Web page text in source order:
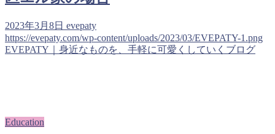
2023年3月8日 evepaty
https://evepaty.com/wp-content/uploads/2023/03/EVEPATY-1.png
EVEPATY｜身近なものを、手軽に可愛くしていくブログ
Education